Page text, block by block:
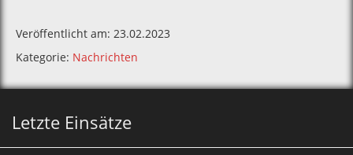
Veröffentlicht am: 23.02.2023
Kategorie: Nachrichten
Letzte Einsätze